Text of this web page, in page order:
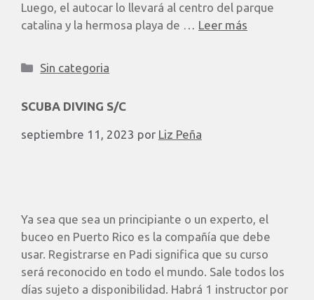
Luego, el autocar lo llevará al centro del parque
catalina y la hermosa playa de … Leer más
Sin categoria
SCUBA DIVING S/C
septiembre 11, 2023 por Liz Peña
Ya sea que sea un principiante o un experto, el
buceo en Puerto Rico es la compañía que debe
usar. Registrarse en Padi significa que su curso
será reconocido en todo el mundo. Sale todos los
días sujeto a disponibilidad. Habrá 1 instructor por